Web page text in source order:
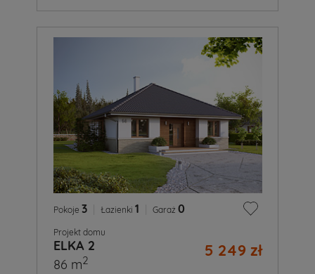
Pokoje 3 Łazienki 1 Garaż 0
Projekt domu
ELKA 2 5 249 zł
86 m2